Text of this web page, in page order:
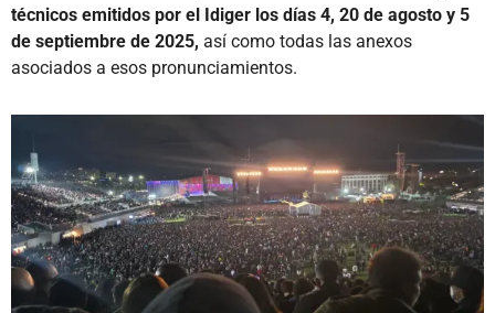
técnicos emitidos por el Idiger los días 4, 20 de agosto y 5
de septiembre de 2025, así como todas las anexos
asociados a esos pronunciamientos.